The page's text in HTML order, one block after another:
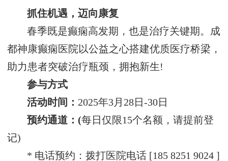
抓住机遇，迈向康复‌
春季既是癫痫高发期，也是治疗关键期。成
都神康癫痫医院以公益之心搭建优质医疗桥梁，
助力患者突破治疗瓶颈，拥抱新生!
参与方式‌
活动时间‌：2025年3月28日-30日
预约通道‌：(每日仅限15个名额，请提前登
记)
* 电话预约：拨打医院电话 [185 8251 9024 ]